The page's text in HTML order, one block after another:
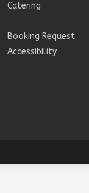
Catering
Booking Request
Accessibility